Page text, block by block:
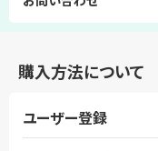
購入方法について
ユーザー登録